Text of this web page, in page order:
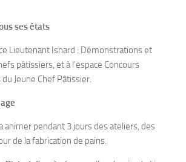
ses états
Lieutenant Isnard : Démonstrations et
pâtissiers, et à l’espace Concours
Jeune Chef Pâtissier.
animer pendant 3 jours des ateliers, des
de la fabrication de pains.